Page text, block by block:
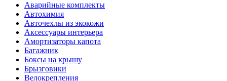
Аварийные комплекты
Автохимия
Авточехлы из экокожи
Аксессуары интерьера
Амортизаторы капота
Багажник
Боксы на крышу
Брызговики
Велокрепления